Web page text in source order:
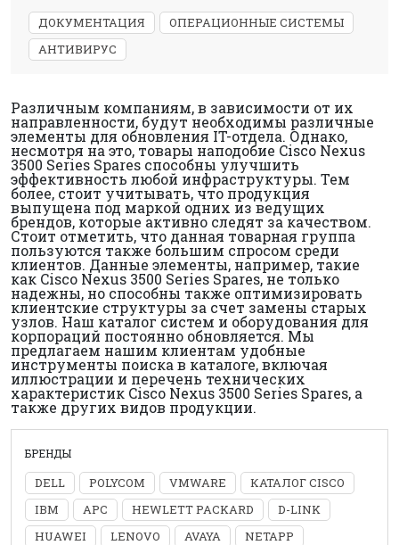
ДОКУМЕНТАЦИЯ
ОПЕРАЦИОННЫЕ СИСТЕМЫ
АНТИВИРУС
Различным компаниям, в зависимости от их
направленности, будут необходимы различные
элементы для обновления IT-отдела. Однако,
несмотря на это, товары наподобие Cisco Nexus
3500 Series Spares способны улучшить
эффективность любой инфраструктуры. Тем
более, стоит учитывать, что продукция
выпущена под маркой одних из ведущих
брендов, которые активно следят за качеством.
Стоит отметить, что данная товарная группа
пользуются также большим спросом среди
клиентов. Данные элементы, например, такие
как Cisco Nexus 3500 Series Spares, не только
надежны, но способны также оптимизировать
клиентские структуры за счет замены старых
узлов. Наш каталог систем и оборудования для
корпораций постоянно обновляется. Мы
предлагаем нашим клиентам удобные
инструменты поиска в каталоге, включая
иллюстрации и перечень технических
характеристик Cisco Nexus 3500 Series Spares, а
также других видов продукции.
БРЕНДЫ
DELL POLYCOM VMWARE
КАТАЛОГ CISCO
IBM
APC HEWLETT PACKARD
D-LINK
HUAWEI
LENOVO AVAYA
NETAPP